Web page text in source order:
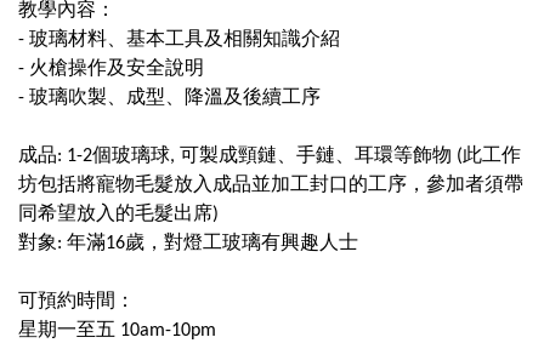
教學內容：
- 玻璃材料、基本工具及相關知識介紹
- 火槍操作及安全說明
- 玻璃吹製、成型、降溫及後續工序
成品: 1-2個玻璃球, 可製成頸鏈、手鏈、耳環等飾物 (此工作
坊包括將寵物毛髮放入成品並加工封口的工序，參加者須帶
同希望放入的毛髮出席)
對象: 年滿16歲，對燈工玻璃有興趣人士
可預約時間：
星期一至五 10am-10pm